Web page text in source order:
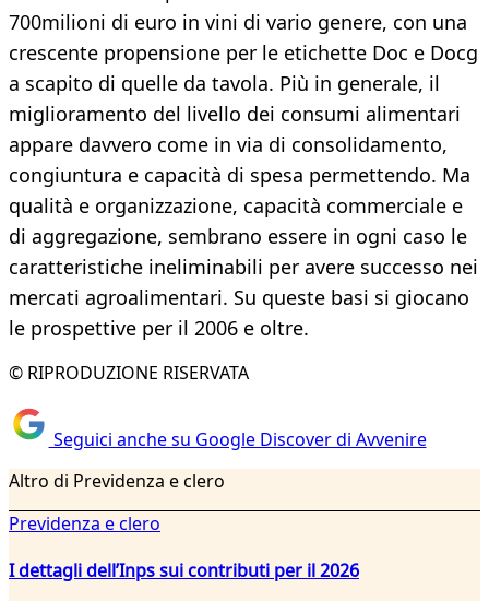
700milioni di euro in vini di vario genere, con una
crescente propensione per le etichette Doc e Docg
a scapito di quelle da tavola. Più in generale, il
miglioramento del livello dei consumi alimentari
appare davvero come in via di consolidamento,
congiuntura e capacità di spesa permettendo. Ma
qualità e organizzazione, capacità commerciale e
di aggregazione, sembrano essere in ogni caso le
caratteristiche ineliminabili per avere successo nei
mercati agroalimentari. Su queste basi si giocano
le prospettive per il 2006 e oltre.
© RIPRODUZIONE RISERVATA
Seguici anche su Google Discover di Avvenire
Altro di Previdenza e clero
Previdenza e clero
I dettagli dell’Inps sui contributi per il 2026